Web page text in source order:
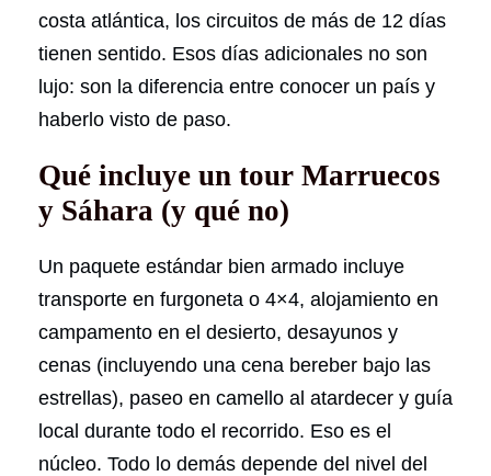
costa atlántica, los circuitos de más de 12 días
tienen sentido. Esos días adicionales no son
lujo: son la diferencia entre conocer un país y
haberlo visto de paso.
Qué incluye un tour Marruecos
y Sáhara (y qué no)
Un paquete estándar bien armado incluye
transporte en furgoneta o 4×4, alojamiento en
campamento en el desierto, desayunos y
cenas (incluyendo una cena bereber bajo las
estrellas), paseo en camello al atardecer y guía
local durante todo el recorrido. Eso es el
núcleo. Todo lo demás depende del nivel del